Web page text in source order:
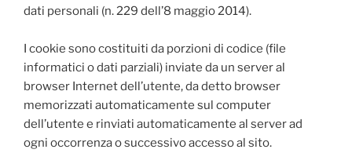
dati personali (n. 229 dell’8 maggio 2014).
I cookie sono costituiti da porzioni di codice (file
informatici o dati parziali) inviate da un server al
browser Internet dell’utente, da detto browser
memorizzati automaticamente sul computer
dell’utente e rinviati automaticamente al server ad
ogni occorrenza o successivo accesso al sito.